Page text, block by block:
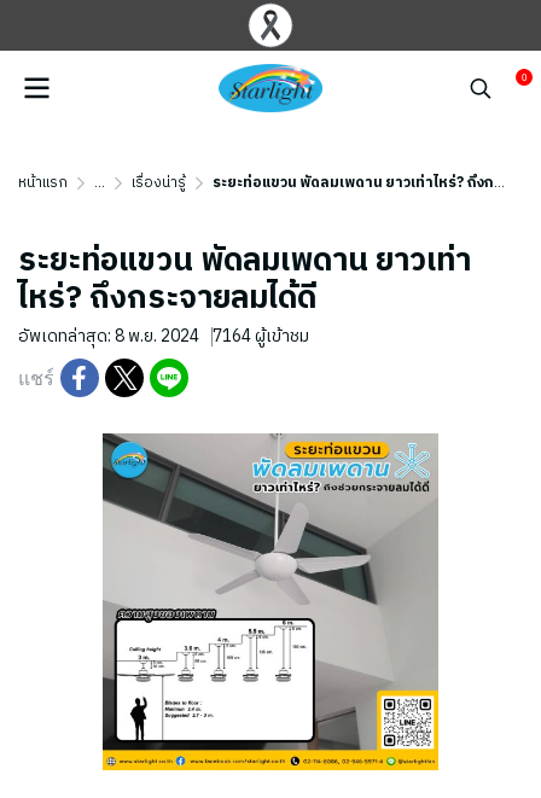
0
หน้าแรก ... เรื่องน่ารู้ ระยะท่อแขวน พัดลมเพดาน ยาวเท่าไหร่? ถึงกระจายลมได้ดี
ระยะท่อแขวน พัดลมเพดาน ยาวเท่า
ไหร่? ถึงกระจายลมได้ดี
อัพเดทล่าสุด: 8 พ.ย. 2024 7164 ผู้เข้าชม
แชร์